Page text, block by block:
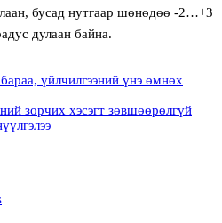
бусад нутгаар шөнөдөө -2…+3
дулаан байна.
бараа, үйлчилгээний үнэ өмнөх
зорчих хэсэгт зөвшөөрөлгүй